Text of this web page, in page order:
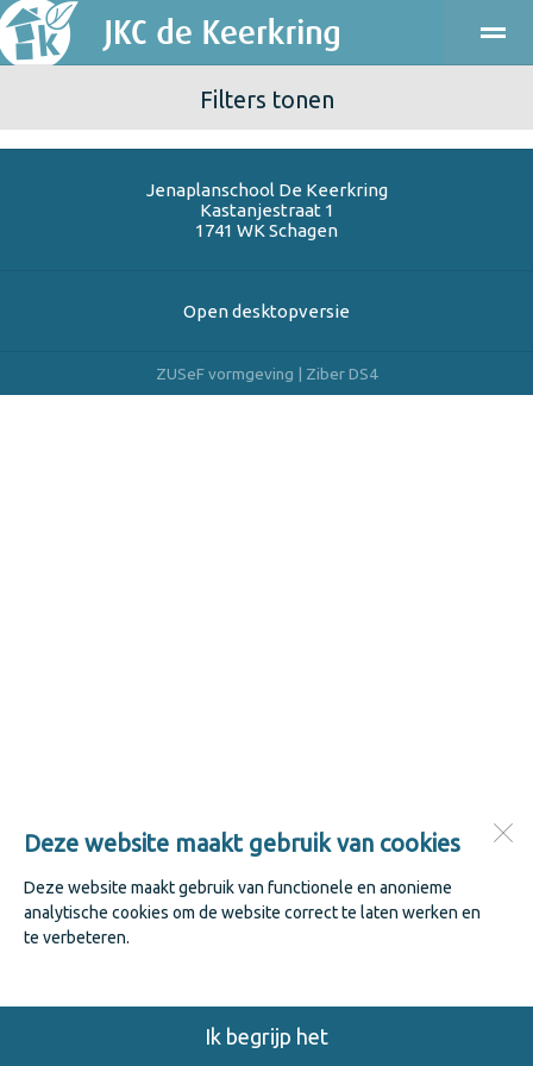
KINDEROPVANG KENNISMAKEN
E-mail Agenda
Deze website maakt gebruik van cookies
Deze website maakt gebruik van functionele en anonieme
analytische cookies om de website correct te laten werken en
te verbeteren.
Ik begrijp het
Filters tonen
Jenaplanschool De Keerkring
Kastanjestraat 1
1741 WK Schagen
Open desktopversie
ZUSeF vormgeving | Ziber DS4